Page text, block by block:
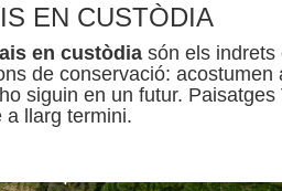
EN CUSTÒDIA
en custòdia són els indrets
de conservació:
siguin en un futur.
a llarg termini.